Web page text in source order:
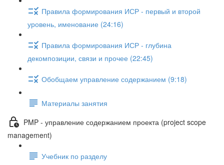
Правила формирования ИСР - первый и второй
уровень, именование (24:16)
Правила формирования ИСР - глубина
декомпозиции, связи и прочее (22:45)
Обобщаем управление содержанием (9:18)
Материалы занятия
PMP - управление содержанием проекта (project scope
management)
Учебник по разделу